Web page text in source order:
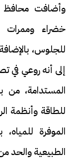
وأضافت محافظ
خضراء وممرات
للجلوس،
إلى أنه روعي في
للطاقة وأنظمة
الموفرة
الطبيعية والحد من